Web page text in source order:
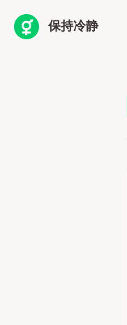
保持冷静